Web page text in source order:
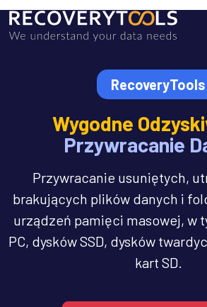
RecoveryTools
Wygodne
Przywracanie
Przywracanie usuniętych,
brakujących plików danych i
urządzeń pamięci masowej, w
PC, dysków SSD, dysków
kart SD.